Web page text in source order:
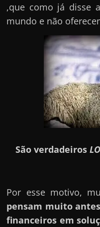
,que como já disse
mundo e não
São verdadeiros
Por esse motivo,
pensam muito
financeiros em